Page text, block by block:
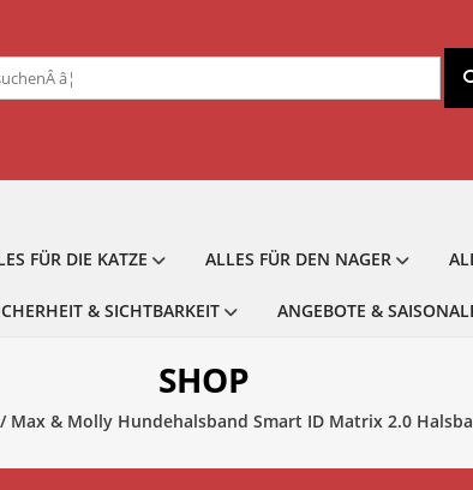
FÜR DIE KATZE ALLES FÜR DEN NAGER
& SICHTBARKEIT ANGEBOTE &
SHOP
/ Max & Molly Hundehalsband Smart ID Matrix 2.0